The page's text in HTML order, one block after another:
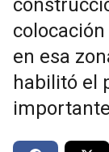
en esa
habilitó el